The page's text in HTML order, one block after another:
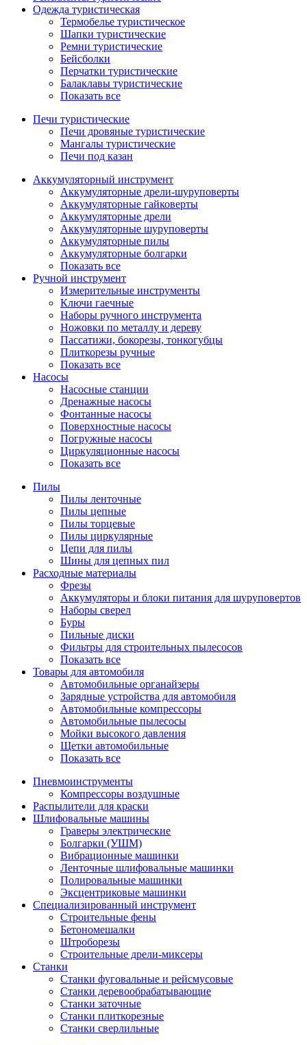
Одежда туристическая
Термобелье туристическое
Шапки туристические
Ремни туристические
Бейсболки
Перчатки туристические
Балаклавы туристические
Показать все
Печи туристические
Печи дровяные туристические
Мангалы туристические
Печи под казан
Аккумуляторный инструмент
Аккумуляторные дрели-шуруповерты
Аккумуляторные гайковерты
Аккумуляторные дрели
Аккумуляторные шуруповерты
Аккумуляторные пилы
Аккумуляторные болгарки
Показать все
Ручной инструмент
Измерительные инструменты
Ключи гаечные
Наборы ручного инструмента
Ножовки по металлу и дереву
Пассатижи, бокорезы, тонкогубцы
Плиткорезы ручные
Показать все
Насосы
Насосные станции
Дренажные насосы
Фонтанные насосы
Поверхностные насосы
Погружные насосы
Циркуляционные насосы
Показать все
Пилы
Пилы ленточные
Пилы цепные
Пилы торцевые
Пилы циркулярные
Цепи для пилы
Шины для цепных пил
Расходные материалы
Фрезы
Аккумуляторы и блоки питания для шуруповертов
Наборы сверел
Буры
Пильные диски
Фильтры для строительных пылесосов
Показать все
Товары для автомобиля
Автомобильные органайзеры
Зарядные устройства для автомобиля
Автомобильные компрессоры
Автомобильные пылесосы
Мойки высокого давления
Щетки автомобильные
Показать все
Пневмоинструменты
Компрессоры воздушные
Распылители для краски
Шлифовальные машины
Граверы электрические
Болгарки (УШМ)
Вибрационные машинки
Ленточные шлифовальные машинки
Полировальные машинки
Эксцентриковые машинки
Специализированный инструмент
Строительные фены
Бетономешалки
Штроборезы
Строительные дрели-миксеры
Станки
Станки фуговальные и рейсмусовые
Станки деревообрабатывающие
Станки заточные
Станки плиткорезные
Станки сверлильные